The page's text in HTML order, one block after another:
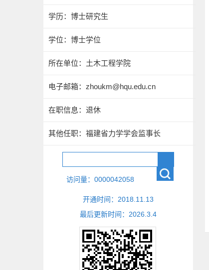
学历：博士研究生
学位：博士学位
所在单位：土木工程学院
电子邮箱： zhoukm@hqu.edu.cn
在职信息：退休
其他任职：福建省力学学会监事长
访问量： 0000042058
开通时间： 2018 11 13
最后更新时间： 2026 3 4